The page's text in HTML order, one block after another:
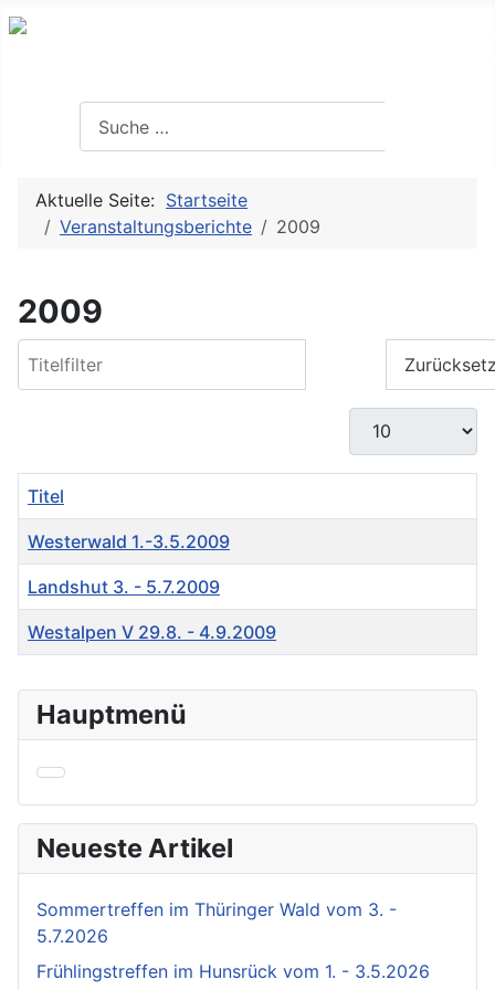
Aktuelle Seite: Startseite
Veranstaltungsberichte
2009
Hauptmenü
Neueste Artikel
Sommertreffen im Thüringer Wald vom 3. -
5.7.2026
Frühlingstreffen im Hunsrück vom 1. - 3.5.2026
2009
Anzeige #
Titel
Westerwald 1.-3.5.2009
Landshut 3. - 5.7.2009
Westalpen V 29.8. - 4.9.2009